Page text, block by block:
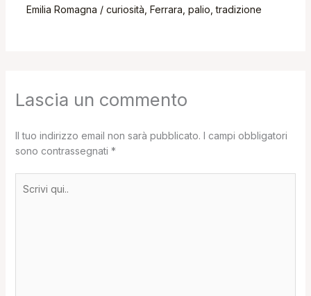
Emilia Romagna / curiosità, Ferrara, palio,tradizione
Lascia un commento
Il tuo indirizzo email non sarà pubblicato.
I campi obbligatori
sono contrassegnati *
qui..